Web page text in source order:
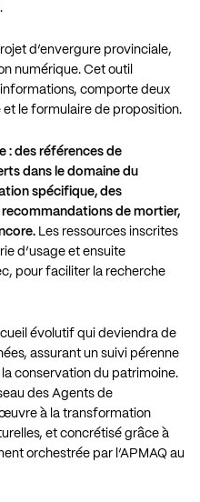
d’envergure provinciale,
numérique. Cet outil
comporte deux
le formulaire de proposition.
: des références de
dans le domaine du
spécifique, des
de mortier,
Les ressources inscrites
d’usage et ensuite
pour faciliter la recherche
évolutif qui deviendra de
assurant un suivi pérenne
conservation du patrimoine.
des Agents de
à la transformation
et concrétisé grâce à
orchestrée par l’APMAQ au